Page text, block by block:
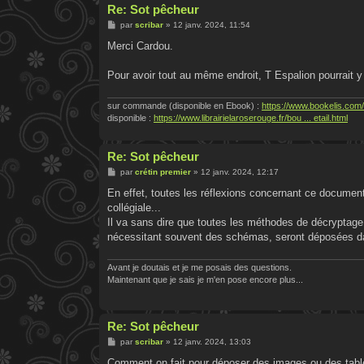
Re: Sot pêcheur
M
s
g
par scribar» 12 janv. 2024, 11:54
Merci Cardou.
Pour avoir tout au même endroit, T Espalion pourrait
sur commande (disponible en Ebook) : https://
disponible : https://www.librairielaroserouge.fr/bou ... etail.html
Re: Sot pêcheur
M
s
a
g
par crétin premier» 12 janv. 2024, 12:17
En effet, toutes les réflexions concernant ce
collégiale...
Il va sans dire que toutes les méthodes de
nécessitant souvent des schémas, seront déposées
Avant je doutais et je me posais des questions.
Maintenant que je sais je m'en pose encore plus...
Re: Sot pêcheur
M
s
par scribar» 12 janv. 2024, 13:03